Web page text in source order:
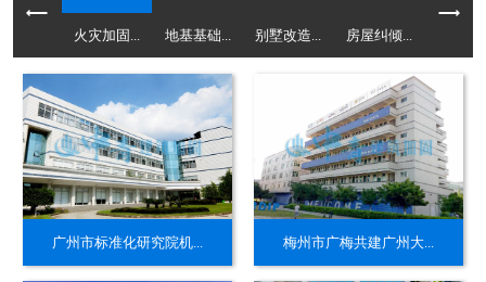
火灾加固... 地基基础... 别墅改造... 房屋纠倾...
广州市标准化研究院机... 梅州市广梅共建广州大...